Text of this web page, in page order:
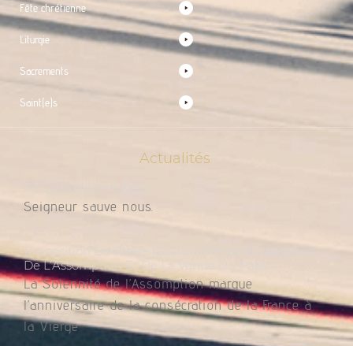
Fête chrétienne
Liturgie
Sacrements
Saint(e)s
Actualités
Seigneur sauve nous.
Proposition De Prière Pour La France À L’occasion
De L’Assomption Et De La Venue Du Pape
La Solennité de l’Assomption marque
l’anniversaire de la consécration de la France à
la Vierge